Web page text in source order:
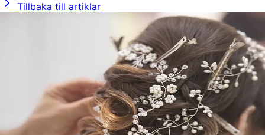
Tillbaka till artiklar